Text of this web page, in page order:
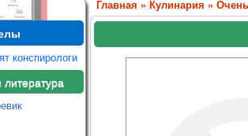
Главная » Кулинария »